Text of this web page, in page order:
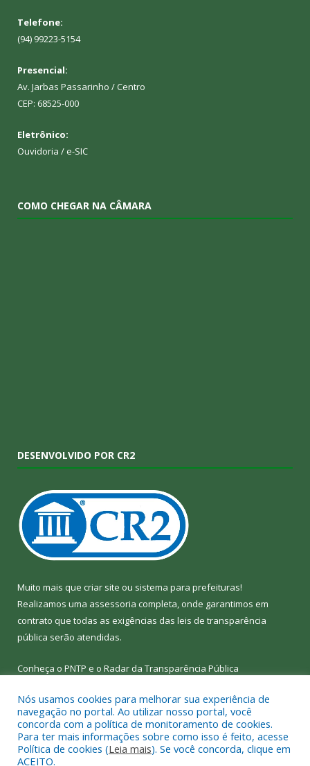
Telefone:
(94) 99223-5154
Presencial:
Av. Jarbas Passarinho / Centro
CEP: 68525-000
Eletrônico:
Ouvidoria / e-SIC
COMO CHEGAR NA CÂMARA
DESENVOLVIDO POR CR2
Muito mais que criar site ou sistema para prefeituras!
Realizamos uma assessoria completa, onde garantimos em
contrato que todas as exigências das leis de transparência
pública serão atendidas.
Conheça o PNTP e o Radar da Transparência Pública
Todos os direitos reservados a Câmara Municipal de Bom Jesus
do Tocantins.
Nós usamos cookies para melhorar sua experiência de
navegação no portal. Ao utilizar nosso portal, você
concorda com a política de monitoramento de cookies.
Para ter mais informações sobre como isso é feito, acesse
Política de cookies (Leia mais). Se você concorda, clique em
ACEITO.